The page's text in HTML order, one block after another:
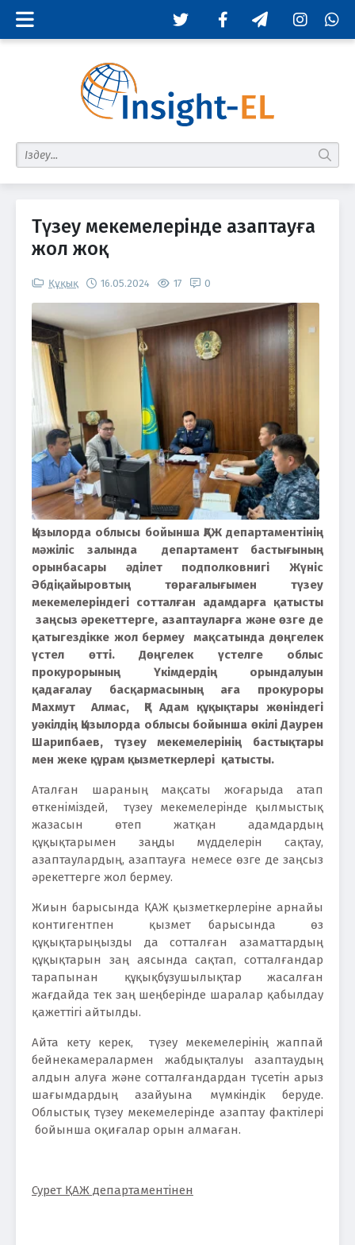
TwitterFacebookTelegramInstagram
табу
Түзеу мекемелерінде азаптауға
жол жоқ
Құқық 16.05.2024 17 0
Қызылорда облысы бойынша ҚАЖ департаментінің
мәжіліс залында департамент бастығының
орынбасары әділет подполковнигі Жүніс
Әбдіқайыровтың төрағалығымен түзеу
мекемелеріндегі сотталған адамдарға қатысты
заңсыз әрекеттерге, азаптауларға және өзге де
қатыгездікке жол бермеу мақсатында дөңгелек
үстел өтті. Дөңгелек үстелге облыс
прокурорының Үкімдердің орындалуын
қадағалау басқармасының аға прокуроры
Махмут Алмас, ҚР Адам құқықтары жөніндегі
уәкілдің Қызылорда облысы бойынша өкілі Даурен
Шарипбаев, түзеу мекемелерінің бастықтары
мен жеке құрам қызметкерлері қатысты.
Аталған шараның мақсаты жоғарыда атап
өткеніміздей, түзеу мекемелерінде қылмыстық
жазасын өтеп жатқан адамдардың
құқықтарымен заңды мүдделерін сақтау,
азаптаулардың, азаптауға немесе өзге де заңсыз
әрекеттерге жол бермеу.
Жиын барысында ҚАЖ қызметкерлеріне арнайы
контигентпен қызмет барысында өз
құқықтарыңызды да сотталған азаматтардың
құқықтарын заң аясында сақтап, сотталғандар
тарапынан құқықбұзушылықтар жасалған
жағдайда тек заң шеңберінде шаралар қабылдау
қажеттігі айтылды.
Айта кету керек, түзеу мекемелерінің жаппай
бейнекамералармен жабдықталуы азаптаудың
алдын алуға және сотталғандардан түсетін арыз
шағымдардың азайуына мүмкіндік беруде.
Облыстық түзеу мекемелерінде азаптау фактілері
бойынша оқиғалар орын алмаған.
Сурет ҚАЖ департаментінен